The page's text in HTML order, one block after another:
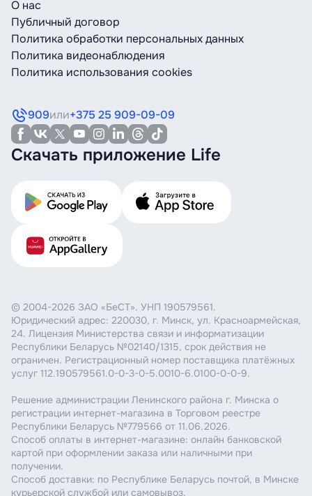
О нас
Публичный договор
Политика обработки персональных данных
Политика видеонаблюдения
Политика использования cookies
909или+375 25 909-09-09
Скачать приложение Life
© 2004-2026 ЗАО «БеСТ». УНП 190579561.
Юридический адрес: 220030, г. Минск, ул. Красноармейская,
24. Лицензия Министерства связи и информатизации
Республики Беларусь №02140/1315, срок действия не
ограничен. Регистрационный номер поставщика платёжных
услуг 112.190579561.0-0-3-0-5.0010-6.0100-0-0-9.
Решение администрации Ленинского района г. Минска о
регистрации интернет-магазина в Торговом реестре
Республики Беларусь №779566 от 11.06.2026.
Способ оплаты в интернет-магазине: онлайн банковской
картой при оформлении заказа или наличными при
получении.
Способ доставки: по Республике Беларусь почтой, в Минске
курьерской службой или самовывоз.